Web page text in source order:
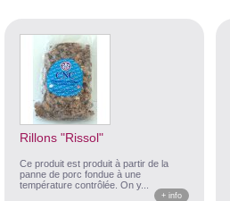
Rillons "Rissol"
Ce produit est produit à partir de la
panne de porc fondue à une
température contrôlée. On y...
+ info